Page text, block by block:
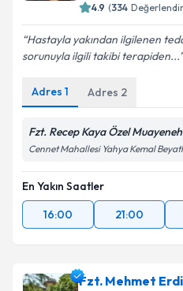
4.9 (334
Hastayla yakından ilgilenen
sorunuyla ilgili takibi terapiden...
Adres 1 Adres 2
Fzt. Recep Kaya Özel
Cennet Mahallesi Yahya Kemal
En Yakın Saatler
16:00
21:00
Fzt. Mehmet